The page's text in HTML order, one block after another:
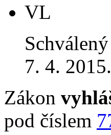
VL
7. 4. 2015.
Zákon
pod číslem